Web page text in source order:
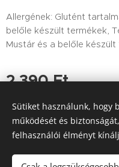
Allergének: Glutént
belőle készült termékek,
Mustár és a belőle
2 390Ft
Tutajos Vendéglő / A
Sütiket használunk, hogy
működését és
felhasználói élményt